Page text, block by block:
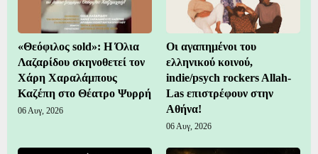
«Θεόφιλος sold»: Η Όλια
Λαζαρίδου σκηνοθετεί τον
Χάρη Χαραλάμπους
Καζέπη στο Θέατρο Ψυρρή
06 Αυγ, 2026
Οι αγαπημένοι του
ελληνικού κοινού,
indie/psych rockers Allah-
Las επιστρέφουν στην
Αθήνα!
06 Αυγ, 2026